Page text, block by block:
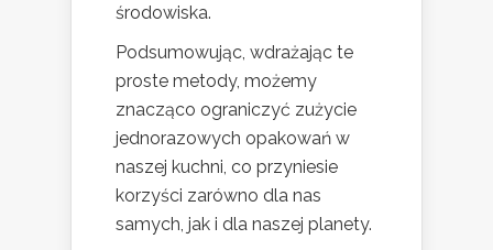
środowiska.
Podsumowując, wdrażając te
proste metody, możemy
znacząco ograniczyć zużycie
jednorazowych opakowań w
naszej kuchni, co przyniesie
korzyści zarówno dla nas
samych, jak i dla naszej planety.